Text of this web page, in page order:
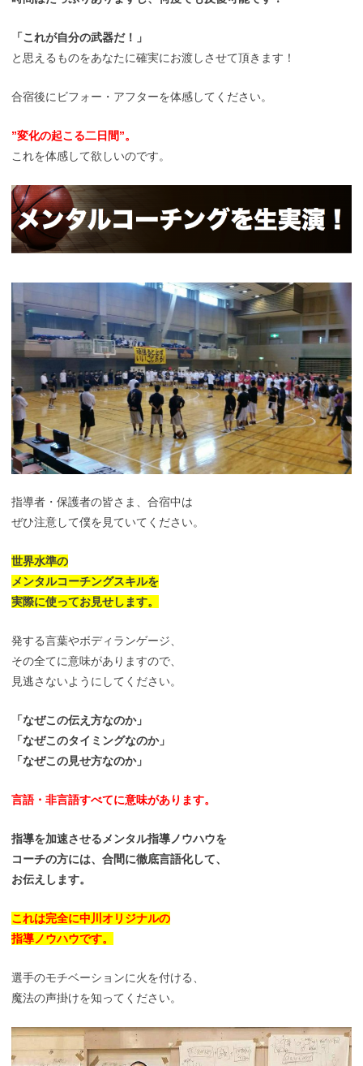
「これが自分の武器だ！」
と思えるものをあなたに確実にお渡しさせて頂きます！
合宿後にビフォー・アフターを体感してください。
”変化の起こる二日間”。
これを体感して欲しいのです。
指導者・保護者の皆さま、合宿中は
ぜひ注意して僕を見ていてください。
世界水準の
メンタルコーチングスキルを
実際に使ってお見せします。
発する言葉やボディランゲージ、
その全てに意味がありますので、
見逃さないようにしてください。
「なぜこの伝え方なのか」
「なぜこのタイミングなのか」
「なぜこの見せ方なのか」
言語・非言語すべてに意味があります。
指導を加速させるメンタル指導ノウハウを
コーチの方には、合間に徹底言語化して、
お伝えします。
これは完全に中川オリジナルの
指導ノウハウです。
選手のモチベーションに火を付ける、
魔法の声掛けを知ってください。